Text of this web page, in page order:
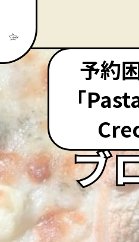
予約
「
ブ
ブ